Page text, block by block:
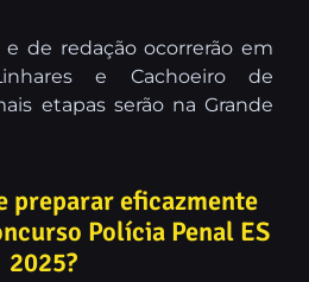
de redação ocorrerão em
e Cachoeiro de
etapas serão na Grande
preparar eficazmente
Polícia Penal ES
2025?